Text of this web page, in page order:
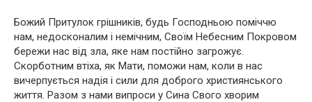
Божий Притулок грішників, будь Господньою поміччю
нам, недосконалим і немічним, Своїм Небесним Покровом
бережи нас від зла, яке нам постійно загрожує.
Скорботним втіха, як Мати, поможи нам, коли в нас
вичерпується надія і сили для доброго християнського
життя. Разом з нами випроси у Сина Свого хворим